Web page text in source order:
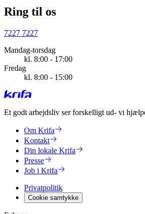
Ring til os
7227 7227
Mandag-torsdag
kl. 8:00 - 17:00
Fredag
kl. 8:00 - 15:00
Et godt arbejdsliv ser forskelligt ud- vi
Om Krifa
Kontakt
Din lokale Krifa
Presse
Job i Krifa
Privatpolitik
Cookie samtykke